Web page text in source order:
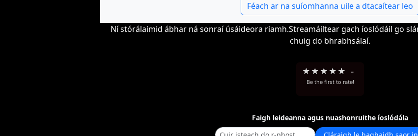
Féach ar na suíomhanna uile a dtacaítear leo
Ní stórálaimid ábhar ná sonraí úsáideora riamh.Streamáiltear gach íoslódáil go
chuig do bhrabhsálaí.
★ ★ ★ ★ ★ -
Be the first to rate!
Faigh leideanna agus nuashonruithe íoslódála